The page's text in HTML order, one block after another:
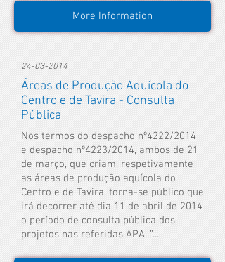
More Information
24-03-2014
Áreas de Produção Aquícola do
Centro e de Tavira - Consulta
Pública
Nos termos do despacho nº4222/2014
e despacho nº4223/2014, ambos de 21
de março, que criam, respetivamente
as áreas de produção aquícola do
Centro e de Tavira, torna-se público que
irá decorrer até dia 11 de abril de 2014
o período de consulta pública dos
projetos nas referidas APA...”...